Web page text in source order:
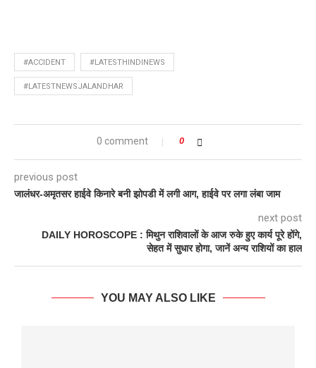
#ACCIDENT #LATESTHINDINEWS
#LATESTNEWSJALANDHAR
0 comment 0
previous post
जालंधर-अमृतसर हाईवे किनारे बनी झोपडी में लगी आग, हाईवे पर लगा लंबा जाम
next post
DAILY HOROSCOPE : मिथुन राशिवालों के आज रुके हुए कार्य पूरे होंगे,
सेहत में सुधार होगा, जानें अन्य राशियों का हाल
YOU MAY ALSO LIKE